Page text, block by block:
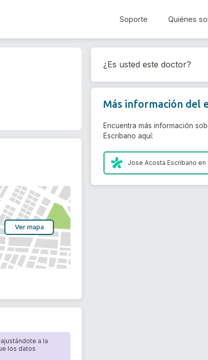
Soporte Quiénes
Ver mapa
a la
los datos
¿Es usted este doctor?
Más información del
Encuentra más información
Escribano aquí:
Jose Acosta Escribano en